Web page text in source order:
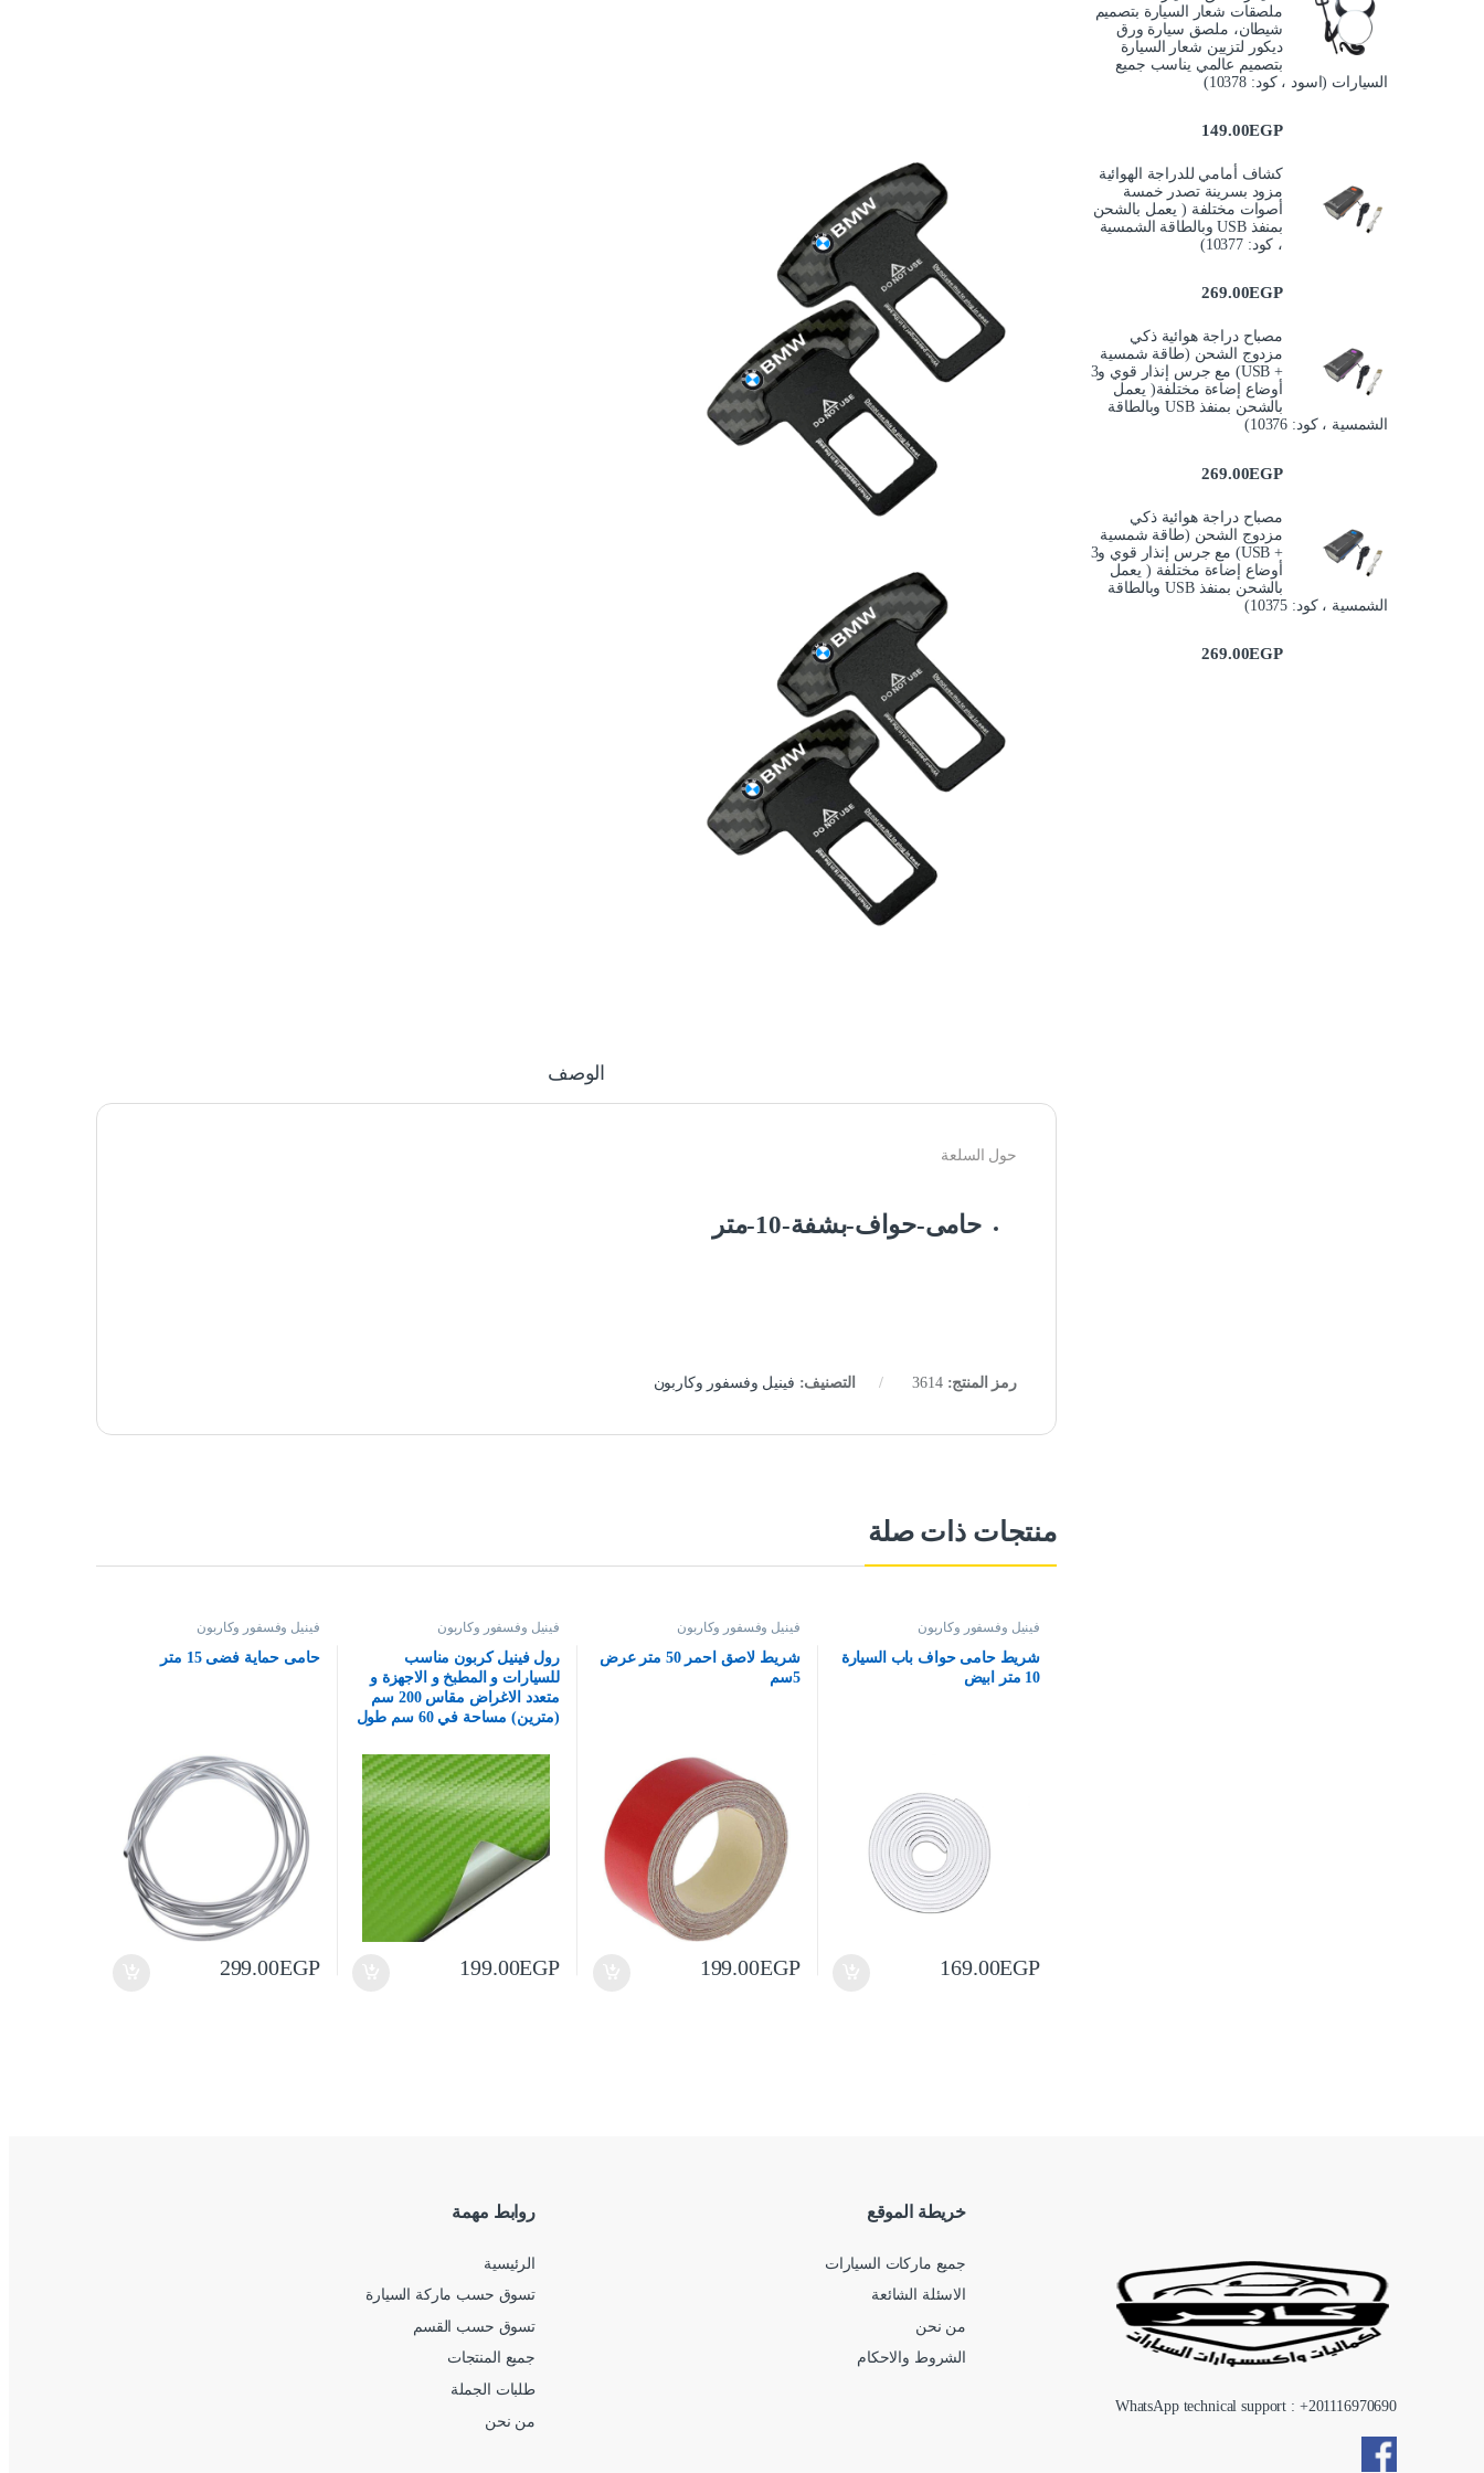
الوصف
حول السلعة
حامى-حواف-بشفة-10-متر
رمز المنتج:3614 التصنيف: فينيل وفسفور وكاربون
منتجات ذات صلة
فينيل وفسفور وكاربون
شريط حامى حواف باب السيارة
10 متر ابيض
169.00EGP
فينيل وفسفور وكاربون
شريط لاصق احمر 50 متر عرض
5سم
199.00EGP
فينيل وفسفور وكاربون
رول فينيل كربون مناسب
للسيارات و المطبخ و الاجهزة و
متعدد الاغراض مقاس 200 سم
(مترين) مساحة في 60 سم طول
199.00EGP
فينيل وفسفور وكاربون
حامى حماية فضى 15 متر
299.00EGP
ملصقات شعار السيارة بتصميم
شيطان، ملصق سيارة ورق
ديكور لتزيين شعار السيارة
بتصميم عالمي يناسب جميع
السيارات (اسود ، كود: 10378)
149.00EGP
كشاف أمامي للدراجة الهوائية
مزود بسرينة تصدر خمسة
أصوات مختلفة ( يعمل بالشحن
بمنفذ USB وبالطاقة الشمسية
، كود: 10377)
269.00EGP
مصباح دراجة هوائية ذكي
مزدوج الشحن (طاقة شمسية
+ USB) مع جرس إنذار قوي و3
أوضاع إضاءة مختلفة( يعمل
بالشحن بمنفذ USB وبالطاقة
الشمسية ، كود: 10376)
269.00EGP
مصباح دراجة هوائية ذكي
مزدوج الشحن (طاقة شمسية
+ USB) مع جرس إنذار قوي و3
أوضاع إضاءة مختلفة ( يعمل
بالشحن بمنفذ USB وبالطاقة
الشمسية ، كود: 10375)
269.00EGP
WhatsApp technical support : +201116970690
خريطة الموقع
جميع ماركات السيارات
الاسئلة الشائعة
من نحن
الشروط والاحكام
روابط مهمة
الرئيسية
تسوق حسب ماركة السيارة
تسوق حسب القسم
جميع المنتجات
طلبات الجملة
من نحن